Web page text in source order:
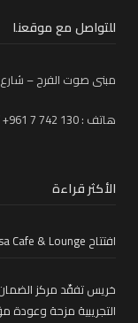
للتواصل مع موقعنا
مبنى صوت الفرح –
هاتف : 130 742 7 961+ / 139 742 7 961+ لبنان
الأكثر قراءة
افتتاح Versa Cafe & Lounge برعاية بلدية صور
خريس تفقّد مركز
التجريبية مزحة